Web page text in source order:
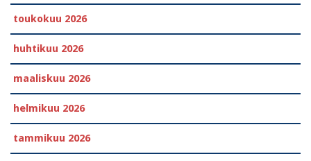
toukokuu 2026
huhtikuu 2026
maaliskuu 2026
helmikuu 2026
tammikuu 2026